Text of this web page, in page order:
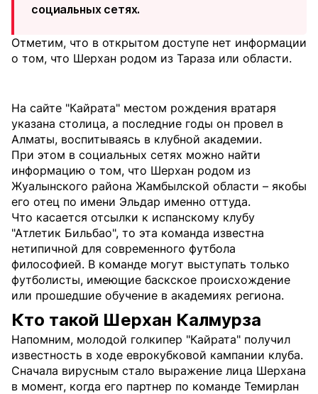
социальных сетях.
Отметим, что в открытом доступе нет информации
о том, что Шерхан родом из Тараза или области.
На сайте "Кайрата" местом рождения вратаря
указана столица, а последние годы он провел в
Алматы, воспитываясь в клубной академии.
При этом в социальных сетях можно найти
информацию о том, что Шерхан родом из
Жуалынского района Жамбылской области – якобы
его отец по имени Эльдар именно оттуда.
Что касается отсылки к испанскому клубу
"Атлетик Бильбао", то эта команда известна
нетипичной для современного футбола
философией. В команде могут выступать только
футболисты, имеющие баскское происхождение
или прошедшие обучение в академиях региона.
Кто такой Шерхан Калмурза
Напомним, молодой голкипер "Кайрата" получил
известность в ходе еврокубковой кампании клуба.
Сначала вирусным стало выражение лица Шерхана
в момент, когда его партнер по команде Темирлан